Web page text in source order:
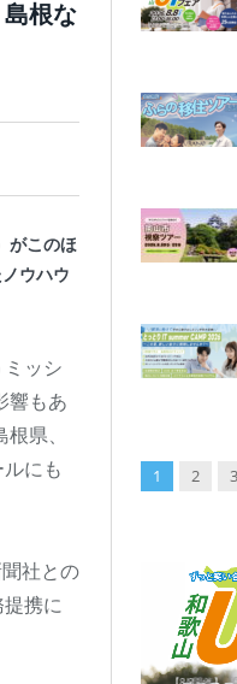
根な
がこのほ
ウハウ
ッシ
響もあ
県、
にも
社との
携に
1 2 3
【8/8開催】